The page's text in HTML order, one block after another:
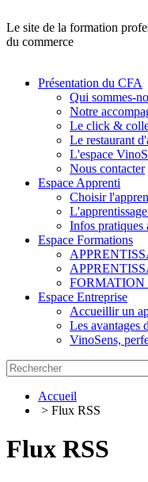
Le site de la formation
du commerce
Présentation du CFA
Qui sommes-
Notre
Le click &
Le restaurant
L'espace
Nous contacter
Espace Apprenti
Choisir
Infos pratiques
Espace Formations
Espace Entreprise
Accueillir un
Les avantages
VinoSens,
Accueil
> Flux RSS
Flux RSS